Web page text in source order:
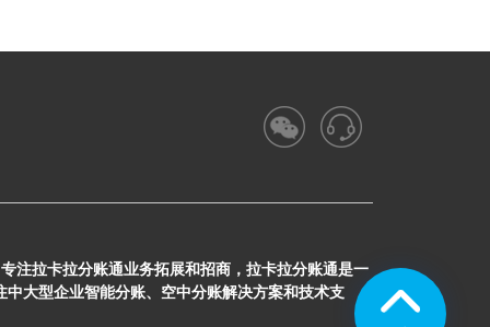
注拉卡拉分账通业务拓展和招商，拉卡拉分账通是一
大型企业智能分账、空中分账解决方案和技术支